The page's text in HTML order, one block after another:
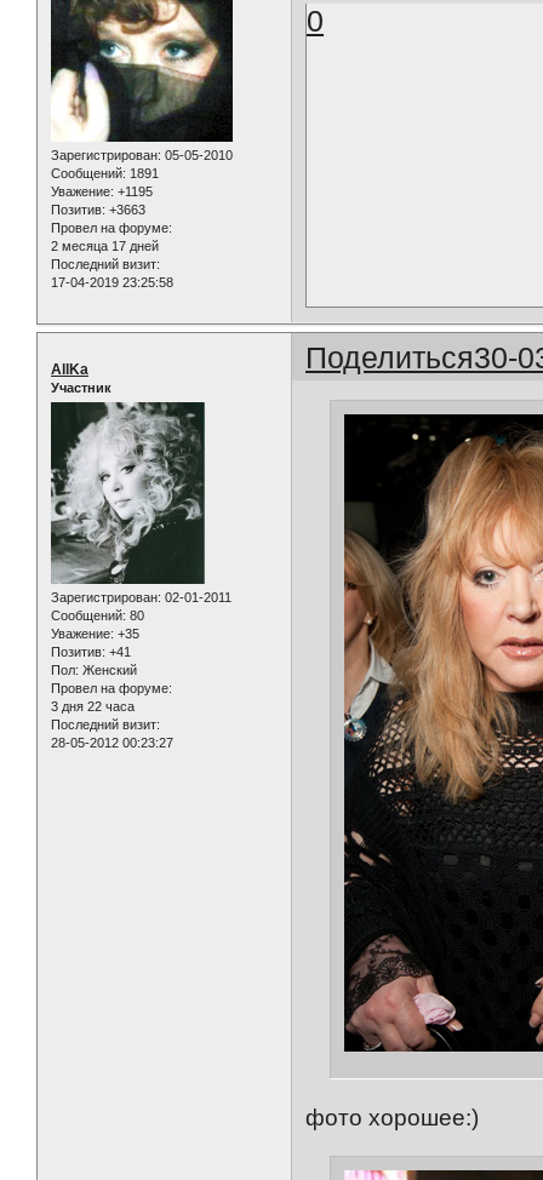
Зарегистрирован: 05-05-2010
Сообщений: 1891
Уважение: +1195
Позитив: +3663
Провел на форуме:
2 месяца 17 дней
Последний визит:
17-04-2019 23:25:58
0
Поделиться30-
AllKa
Участник
Зарегистрирован: 02-01-2011
Сообщений: 80
Уважение: +35
Позитив: +41
Пол: Женский
Провел на форуме:
3 дня 22 часа
Последний визит:
28-05-2012 00:23:27
фото хорошее:)